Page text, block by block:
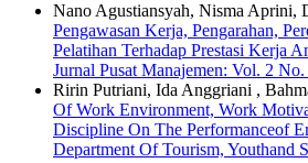
Nano Agustiansyah, Nisma Aprini,
Pengawasan Kerja, Pengarahan,
Pelatihan Terhadap Prestasi Kerja
Jurnal Pusat Manajemen: Vol. 2
Ririn Putriani, Ida Anggriani ,
Of Work Environment, Work
Discipline On The Performanceof
Department Of Tourism, Youthand